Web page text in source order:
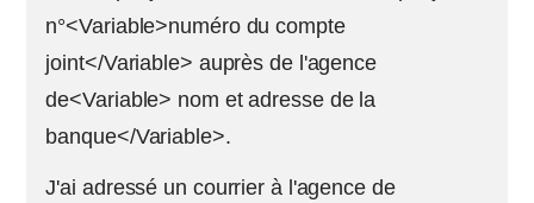
n°<Variable>numéro du compte
joint</Variable> auprès de l'agence
de<Variable> nom et adresse de la
banque</Variable>.
J'ai adressé un courrier à l'agence de